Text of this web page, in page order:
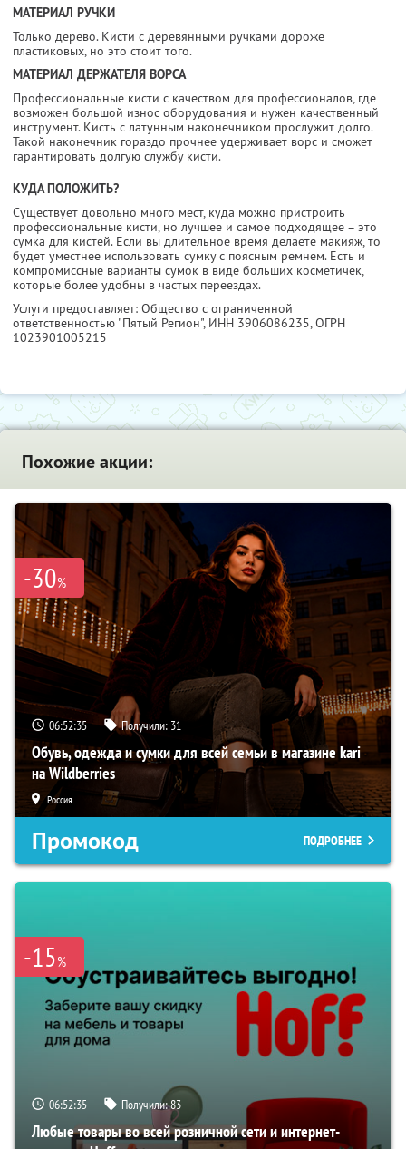
МАТЕРИАЛ РУЧКИ
Только дерево. Кисти с деревянными ручками дороже
пластиковых, но это стоит того.
МАТЕРИАЛ ДЕРЖАТЕЛЯ ВОРСА
Профессиональные кисти с качеством для профессионалов, где
возможен большой износ оборудования и нужен качественный
инструмент. Кисть с латунным наконечником прослужит долго.
Такой наконечник гораздо прочнее удерживает ворс и сможет
гарантировать долгую службу кисти.
КУДА ПОЛОЖИТЬ?
Существует довольно много мест, куда можно пристроить
профессиональные кисти, но лучшее и самое подходящее – это
сумка для кистей. Если вы длительное время делаете макияж, то
будет уместнее использовать сумку с поясным ремнем. Есть и
компромиссные варианты сумок в виде больших косметичек,
которые более удобны в частых переездах.
Услуги предоставляет: Общество с ограниченной
ответственностью "Пятый Регион", ИНН 3906086235, ОГРН
1023901005215
Похожие акции:
-30%
06:52:34 Получили: 31
Обувь, одежда и сумки для всей семьи в магазине kari
на Wildberries
Россия
Промокод ПОДРОБНЕЕ
-15%
06:52:34 Получили:83
Любые товары во всей розничной сети и интернет-